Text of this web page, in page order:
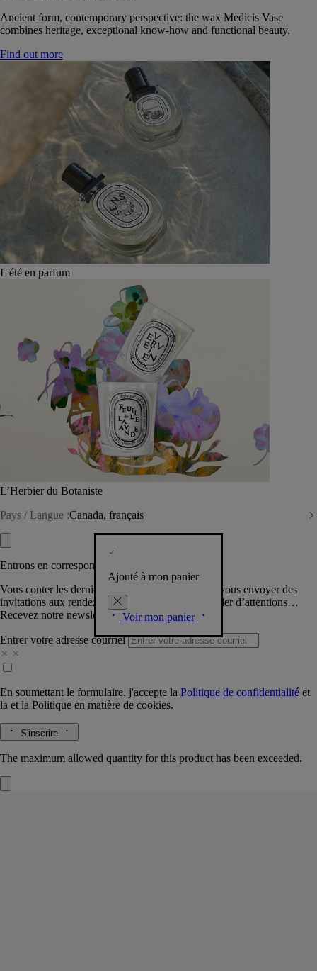
Ancient form, contemporary perspective: the wax Medicis Vase
combines heritage, exceptional know-how and functional beauty.
Find out more
L'été en parfum
L’Herbier du Botaniste
Pays / Langue :Canada, français
Ajouté à mon panier
Voir mon panier
Entrons en correspondance​
Vous conter les dernières créations de la Maison, vous envoyer des
invitations aux rendez-vous Diptyque, vous combler d’attentions…
Recevez notre newsletter.
Entrer votre adresse courriel
En soumettant le formulaire, j'accepte la Politique de confidentialité et
la et la Politique en matière de cookies.
S'inscrire
The maximum allowed quantity for this product has been exceeded.